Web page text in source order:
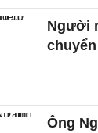
Người
Ông